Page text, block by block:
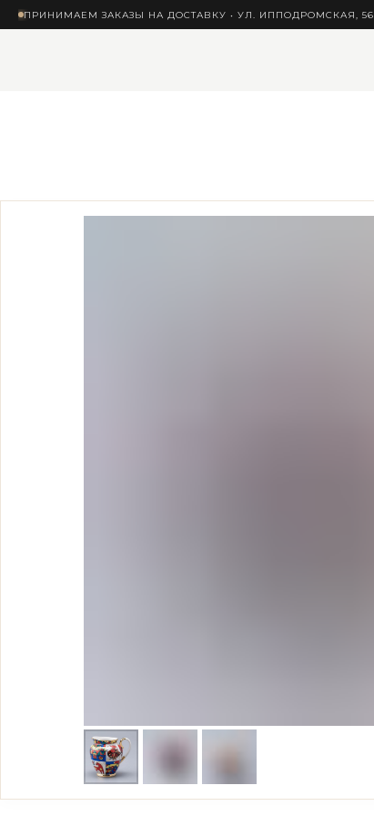
ПРИНИМАЕМ ЗАКАЗЫ НА ДОСТАВКУ • УЛ. ИППОДРОМСКАЯ, 56